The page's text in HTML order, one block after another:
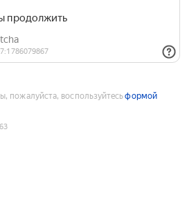
пожалуйста, воспользуйтесьформой